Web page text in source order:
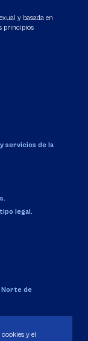
y basada en
principios
servicios de la
legal.
Norte de
1980. y el